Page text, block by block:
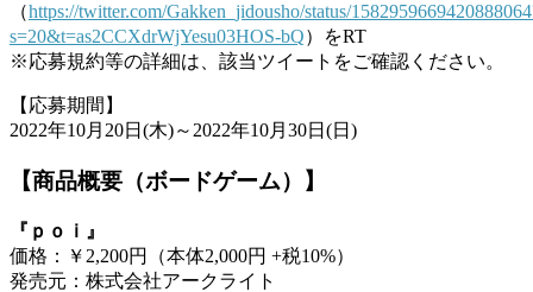
（https://twitter.com/Gakken_jidousho/status/
s=20&t=as2CCXdrWjYesu03HOS-bQ）をRT
※応募規約等の詳細は、該当ツイートをご確認ください。
【応募期間】
2022年10月20日(木)～2022年10月30日(日)
【商品概要（ボードゲーム）】
『ｐｏｉ』
価格：￥2,200円（本体2,000円 +税10%）
発売元：株式会社アークライト